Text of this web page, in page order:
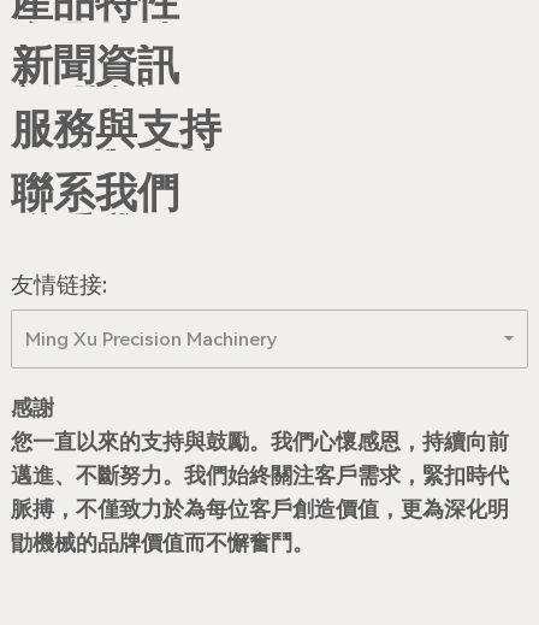
步
於
鋼
鐵
精
度
永
遠
計
新聞資訊
服務與支持
聯系我們
友情链接:
Ming Xu Precision Machinery
感謝
您一直以來的支持與鼓勵。我們心懷感恩，持續向前
邁進、不斷努力。我們始終關注客戶需求，緊扣時代
脈搏，不僅致力於為每位客戶創造價值，更為深化明
勖機械的品牌價值而不懈奮鬥。